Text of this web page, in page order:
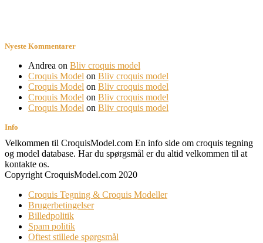
Nyeste Kommentarer
Andrea on Bliv croquis model
Croquis Model on Bliv croquis model
Croquis Model on Bliv croquis model
Croquis Model on Bliv croquis model
Croquis Model on Bliv croquis model
Info
Velkommen til CroquisModel.com En info side om croquis tegning
og model database. Har du spørgsmål er du altid velkommen til at
kontakte os.
Copyright CroquisModel.com 2020
Croquis Tegning & Croquis Modeller
Brugerbetingelser
Billedpolitik
Spam politik
Oftest stillede spørgsmål